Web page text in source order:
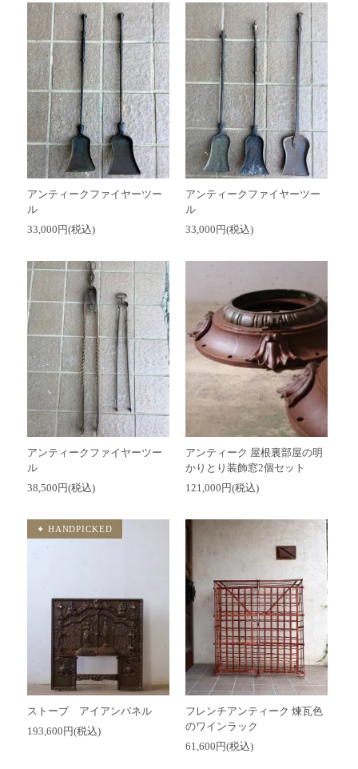
アンティークファイヤーツー
ル
33,000円(税込)
アンティークファイヤーツー
ル
33,000円(税込)
アンティークファイヤーツー
ル
38,500円(税込)
アンティーク 屋根裏部屋の明
かりとり装飾窓2個セット
121,000円(税込)
ストーブ アイアンパネル
193,600円(税込)
フレンチアンティーク 煉瓦色
のワインラック
61,600円(税込)